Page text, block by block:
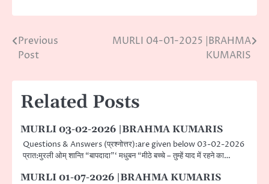
Post
Previous
Post
MURLI 04-01-2025 |BRAHMA
KUMARIS
Related Posts
MURLI 03-02-2026 |BRAHMA KUMARIS
Questions & Answers (प्रश्नोत्तर):are given below 03-02-2026
प्रात:मुरली ओम् शान्ति “बापदादा”‘ मधुबन “मीठे बच्चे – तुम्हें याद में रहने का…
MURLI 01-07-2026 |BRAHMA KUMARIS